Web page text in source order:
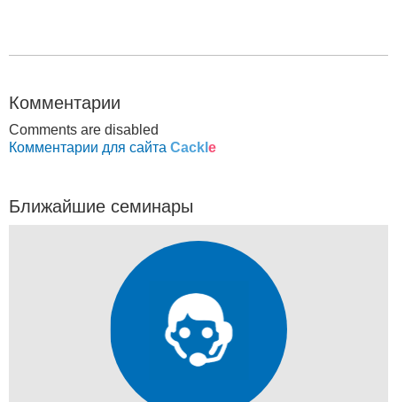
Комментарии
Comments are disabled
Комментарии для сайта Cackl e
Ближайшие семинары